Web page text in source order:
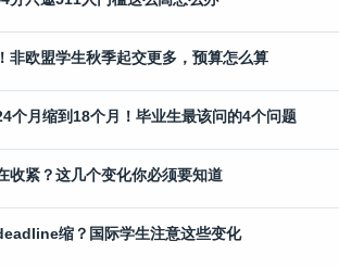
非欧盟学生秋季起交更多，预算怎么算
个月缩到18个月！毕业生最该问的4个问题
收紧？这几个变化你必须要知道
缩？国际学生注意这些变化